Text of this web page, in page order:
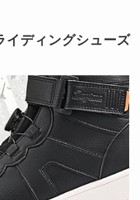
イディングシューズ